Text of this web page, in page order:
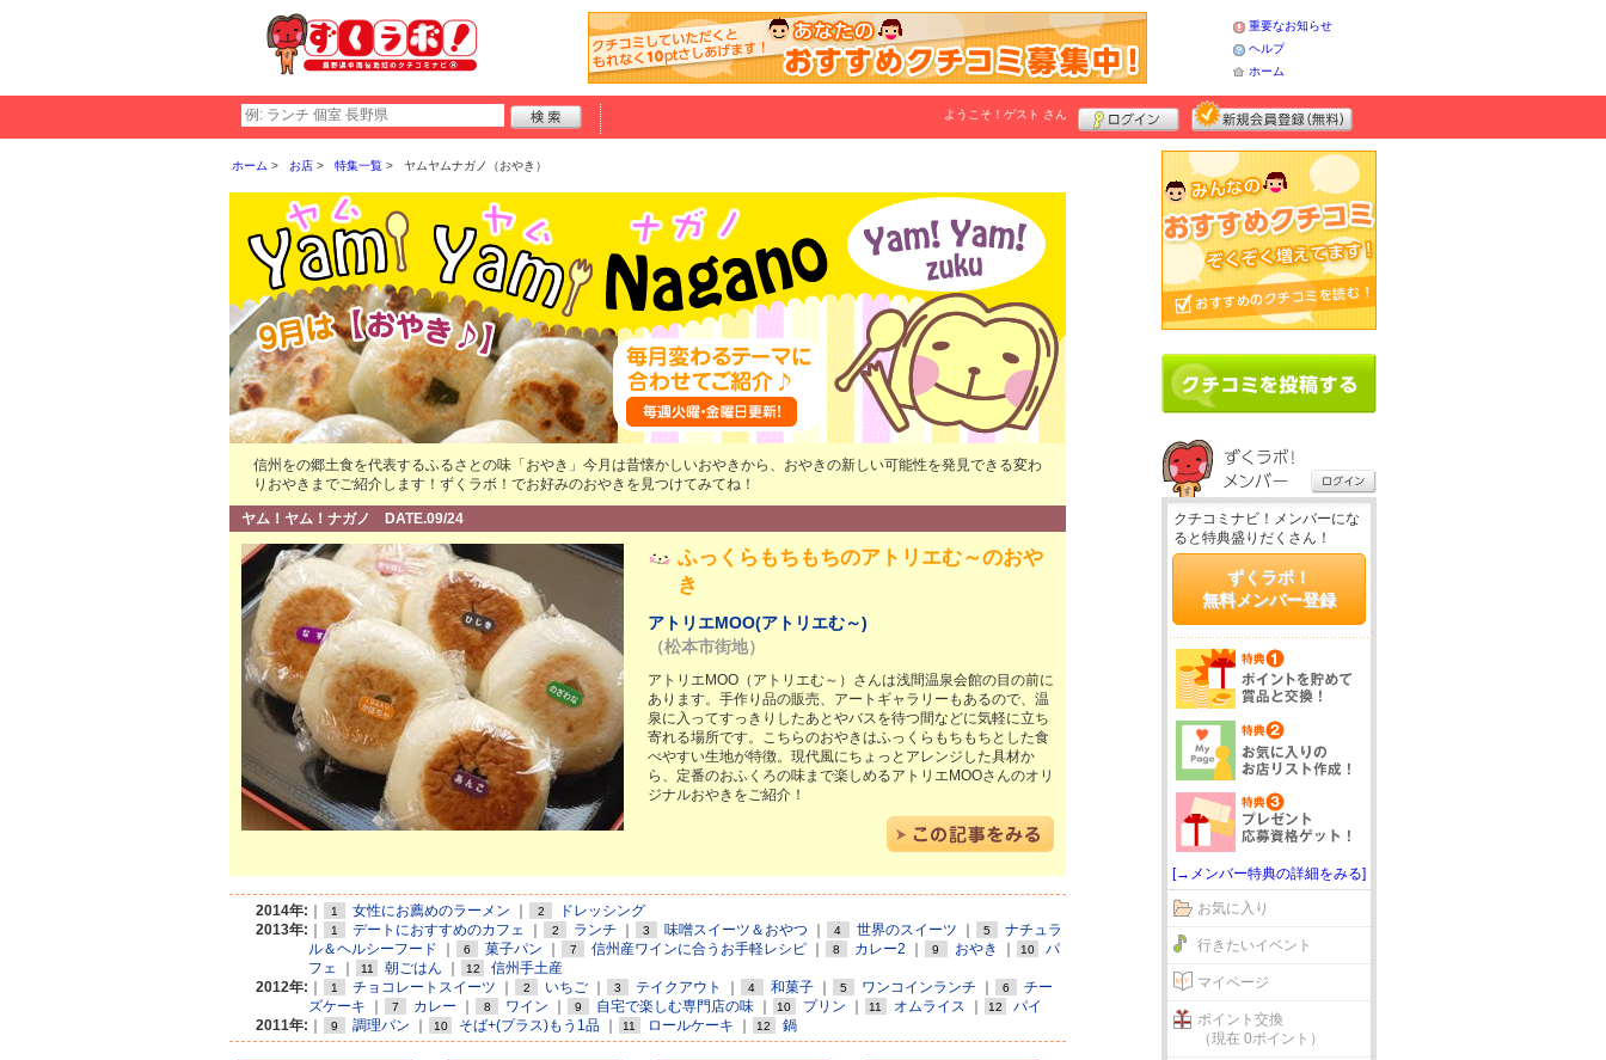
重要なお知らせ
ヘルプ
ホーム
ようこそ！ ゲスト さん
ホーム お店 特集一覧 ヤムヤムナガノ（おやき）
信州をの郷土食を代表するふるさとの味「おやき」今月は昔懐かしいおやきから、おやきの新しい可能性を発見できる変わ
りおやきまでご紹介します！ずくラボ！でお好みのおやきを見つけてみてね！
ヤム！ヤム！ナガノ DATE.09/24
ふっくらもちもちのアトリエむ～のおや
き
アトリエMOO(アトリエむ～)
（松本市街地）
アトリエMOO（アトリエむ～）さんは浅間温泉会館の目の前に
あります。手作り品の販売、アートギャラリーもあるので、温
泉に入ってすっきりしたあとやバスを待つ間などに気軽に立ち
寄れる場所です。こちらのおやきはふっくらもちもちとした食
べやすい生地が特徴。現代風にちょっとアレンジした具材か
ら、定番のおふくろの味まで楽しめるアトリエMOOさんのオリ
ジナルおやきをご紹介！
2014年: 1 女性にお薦めのラーメン 2
ドレッシング
2013年:
1 デートにおすすめのカフェ 2 ランチ 3 味噌スイーツ＆おやつ 4 世界のスイーツ 5
ナチュラ
ル＆ヘルシーフード
6 菓子パン 7 信州産ワインに合うお手軽レシピ｜ 8 カレー2 9 おやき 10
パ
フェ
11 朝ごはん 12
信州手土産
2012年:
1 チョコレートスイーツ 2 いちご｜ 3 テイクアウト 4 和菓子｜ 5 ワンコインランチ 6
チー
ズケーキ
7 カレー 8 ワイン 9 自宅で楽しむ専門店の味 10 プリン 11 オムライス 12
パイ
2011年:
9 調理パン 10 そば+(プラス)もう1品｜ 11 ロールケーキ 12 鍋
クチコミナビ！メンバーにな
ると特典盛りだくさん！
ずくラボ！
無料メンバー登録
[→メンバー特典の詳細をみる]
お気に入り
行きたいイベント
マイページ
ポイント交換
（現在 0ポイント）